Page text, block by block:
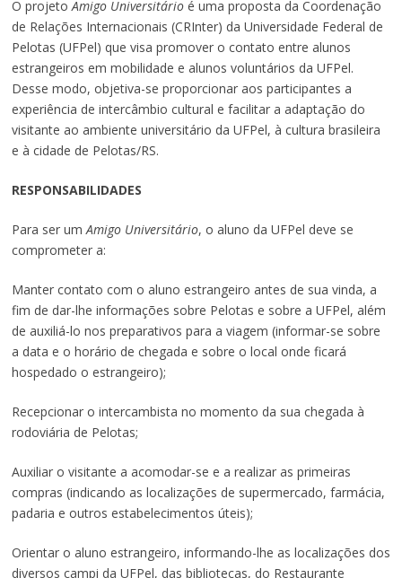
O projeto Amigo Universitárioé uma proposta da Coordenação
de Relações Internacionais (CRInter) da Universidade Federal de
Pelotas (UFPel) que visa promover o contato entre alunos
estrangeiros em mobilidade e alunos voluntários da UFPel.
Desse modo, objetiva-se proporcionar aos participantes a
experiência de intercâmbio cultural e facilitar a adaptação do
visitante ao ambiente universitário da UFPel, à cultura brasileira
e à cidade de Pelotas/RS.
RESPONSABILIDADES
Para ser um Amigo Universitário, o aluno da UFPel deve se
comprometer a:
Manter contato com o aluno estrangeiro antes de sua vinda, a
fim de dar-lhe informações sobre Pelotas e sobre a UFPel, além
de auxiliá-lo nos preparativos para a viagem (informar-se sobre
a data e o horário de chegada e sobre o local onde ficará
hospedado o estrangeiro);
Recepcionar o intercambista no momento da sua chegada à
rodoviária de Pelotas;
Auxiliar o visitante a acomodar-se e a realizar as primeiras
compras (indicando as localizações de supermercado, farmácia,
padaria e outros estabelecimentos úteis);
Orientar o aluno estrangeiro, informando-lhe as localizações dos
diversos campi da UFPel, das bibliotecas, do Restaurante